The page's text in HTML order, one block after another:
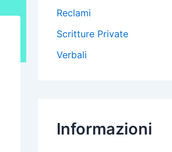
Reclami
Scritture Private
Verbali
Informazioni